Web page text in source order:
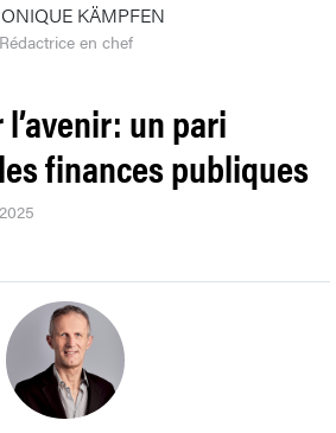
KÄMPFEN
Rédactrice en chef
un pari
finances publiques